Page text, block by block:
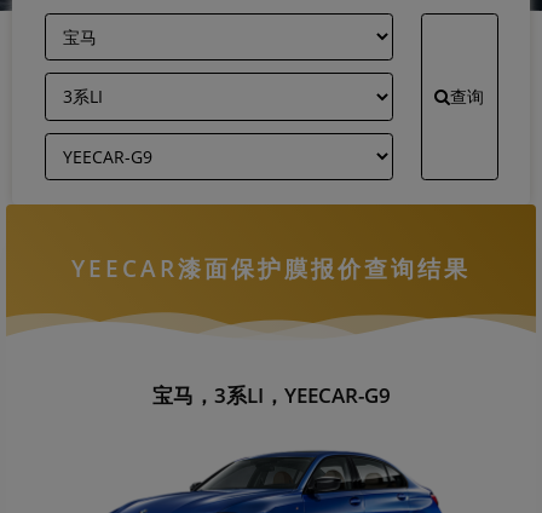
查询
YEECAR漆面保护膜报价查询结果
宝马，3系LI，YEECAR-G9